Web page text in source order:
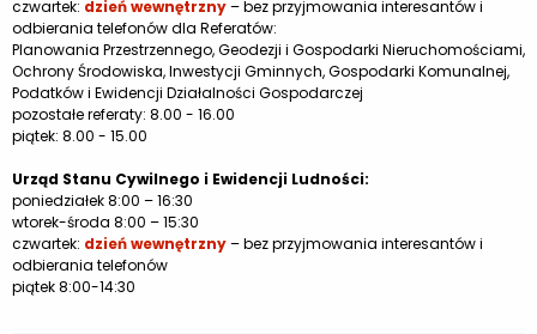
czwartek: dzień wewnętrzny– bez przyjmowania interesantów i
odbierania telefonów dla Referatów:
Planowania Przestrzennego, Geodezji i Gospodarki Nieruchomościami,
Ochrony Środowiska, Inwestycji Gminnych, Gospodarki Komunalnej,
Podatków i Ewidencji Działalności Gospodarczej
pozostałe referaty: 8.00 - 16.00
piątek: 8.00 - 15.00
Urząd Stanu Cywilnego i Ewidencji Ludności:
poniedziałek 8:00 – 16:30
wtorek-środa 8:00 – 15:30
czwartek: dzień wewnętrzny– bez przyjmowania interesantów i
odbierania telefonów
piątek 8:00-14:30